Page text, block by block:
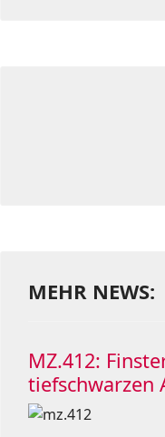
MEHR NEWS:
MZ.412:
tiefschwarzen